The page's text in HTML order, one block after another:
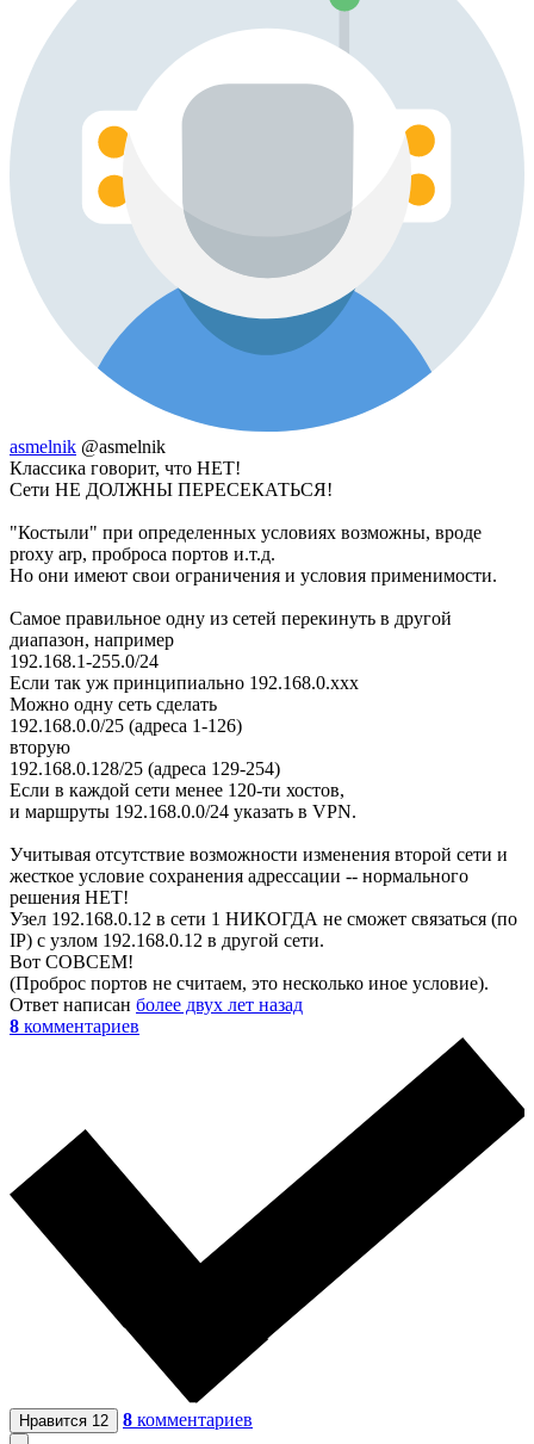
asmelnik @asmelnik
Классика говорит, что НЕТ!
Сети НЕ ДОЛЖНЫ ПЕРЕСЕКАТЬСЯ!
"Костыли" при определенных условиях возможны, вроде
proxy arp, проброса портов и.т.д.
Но они имеют свои ограничения и условия применимости.
Самое правильное одну из сетей перекинуть в другой
диапазон, например
192.168.1-255.0/24
Если так уж принципиально 192.168.0.xxx
Можно одну сеть сделать
192.168.0.0/25 (адреса 1-126)
вторую
192.168.0.128/25 (адреса 129-254)
Если в каждой сети менее 120-ти хостов,
и маршруты 192.168.0.0/24 указать в VPN.
Учитывая отсутствие возможности изменения второй сети и
жесткое условие сохранения адрессации -- нормального
решения НЕТ!
Узел 192.168.0.12 в сети 1 НИКОГДА не сможет связаться (по
IP) с узлом 192.168.0.12 в другой сети.
Вот СОВСЕМ!
(Проброс портов не считаем, это несколько иное условие).
Ответ написан более двух лет назад
8 комментариев
Нравится 12 8 комментариев